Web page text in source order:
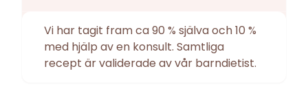
Vi har tagit fram ca 90 % själva och 10 %
med hjälp av en konsult. Samtliga
recept är validerade av vår barndietist.